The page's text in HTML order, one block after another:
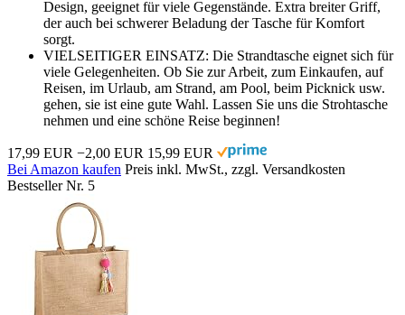
Design, geeignet für viele Gegenstände. Extra breiter Griff,
der auch bei schwerer Beladung der Tasche für Komfort
sorgt.
VIELSEITIGER EINSATZ: Die Strandtasche eignet sich für
viele Gelegenheiten. Ob Sie zur Arbeit, zum Einkaufen, auf
Reisen, im Urlaub, am Strand, am Pool, beim Picknick usw.
gehen, sie ist eine gute Wahl. Lassen Sie uns die Strohtasche
nehmen und eine schöne Reise beginnen!
17,99 EUR −2,00 EUR 15,99 EUR
Bei Amazon kaufen Preis inkl. MwSt., zzgl. Versandkosten
Bestseller Nr. 5